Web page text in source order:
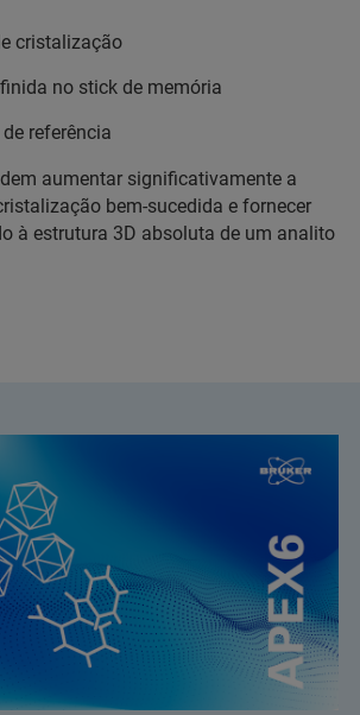
cristalização
no stick de memória
referência
aumentar significativamente a
bem-sucedida e fornecer
à estrutura 3D absoluta de um analito